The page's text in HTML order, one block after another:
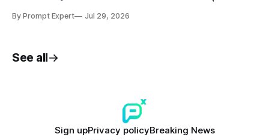
By Prompt Expert Jul 29, 2026
See all
Sign upPrivacy policyBreaking News